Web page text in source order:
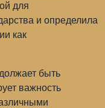
для
и определила
как
быть
важность